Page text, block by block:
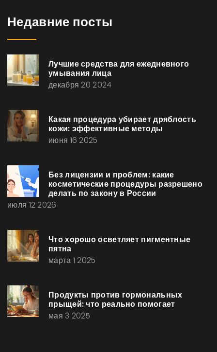
Недавние посты
Лучшие средства для ежедневного
умывания лица
декабря 20 2024
Какая процедура убирает дряблость
кожи: эффективные методы
июня 16 2025
Без лицензии и проблем: какие
косметические процедуры разрешено
делать по закону в России
июля 12 2026
Что хорошо осветляет пигментные
пятна
марта 1 2025
Продукты против гормональных
прыщей: что реально помогает
мая 3 2025